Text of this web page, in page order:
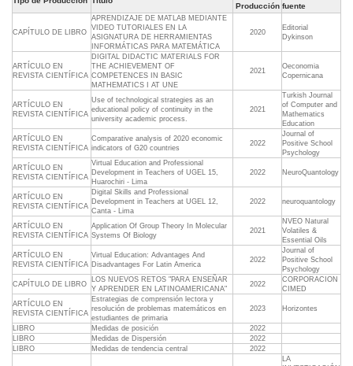
Producción fuente
CAPÍTULO DE LIBRO
APRENDIZAJE DE MATLAB MEDIANTE
VIDEO TUTORIALES EN LA
ASIGNATURA DE HERRAMIENTAS
INFORMÁTICAS PARA MATEMÁTICA
2020
Editorial
Dykinson
ARTÍCULO EN
REVISTA CIENTÍFICA
DIGITAL DIDACTIC MATERIALS FOR
THE ACHIEVEMENT OF
COMPETENCES IN BASIC
MATHEMATICS I AT UNE
2021
Oeconomia
Copernicana
ARTÍCULO EN
REVISTA CIENTÍFICA
Use of technological strategies as an
educational policy of continuity in the
university academic process.
2021
Turkish Journal
of Computer and
Mathematics
Education
ARTÍCULO EN
REVISTA CIENTÍFICA
Comparative analysis of 2020 economic
indicators of G20 countries
2022
Journal of
Positive School
Psychology
ARTÍCULO EN
REVISTA CIENTÍFICA
Virtual Education and Professional
Development in Teachers of UGEL 15,
Huarochiri - Lima
2022 NeuroQuantology
ARTÍCULO EN
REVISTA CIENTÍFICA
Digital Skills and Professional
Development in Teachers at UGEL 12,
Canta - Lima
2022 neuroquantology
ARTÍCULO EN
REVISTA CIENTÍFICA
Application Of Group Theory In Molecular
Systems Of Biology
2021
NVEO Natural
Volatiles &
Essential Oils
ARTÍCULO EN
REVISTA CIENTÍFICA
Virtual Education: Advantages And
Disadvantages For Latin America
2022
Journal of
Positive School
Psychology
CAPÍTULO DE LIBRO
LOS NUEVOS RETOS "PARA ENSEÑAR
Y APRENDER EN LATINOAMERICANA"
2022
CORPORACION
CIMED
ARTÍCULO EN
REVISTA CIENTÍFICA
Estrategias de comprensión lectora y
resolución de problemas matemáticos en
estudiantes de primaria
2023 Horizontes
LIBRO Medidas de posición
2022
LIBRO
Medidas de Dispersión
2022
LIBRO
Medidas de tendencia central 2022
LA